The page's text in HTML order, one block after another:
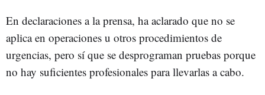
En declaraciones a la prensa, ha aclarado que no se
aplica en operaciones u otros procedimientos de
urgencias, pero sí que se desprograman pruebas porque
no hay suficientes profesionales para llevarlas a cabo.